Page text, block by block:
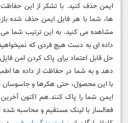
ایمن حذف کنید. با تشکر از این حفاظت
ها، شما با هر فایل ایمن حذف شده
مشاهده می کنید. به این ترتیب شما
داده ای به دست هیچ فردی که
حل قابل اعتماد برای پاک کردن امن
دهد و به شما در حفاظت از داده ها
با این محصول، حتی هکرها و جاسوسان
ایمن شما را پاک کنند.هم اکنون آخرین
فعالساز با لینک مستقیم و محاسبه